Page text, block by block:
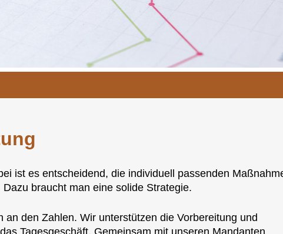
ist es entscheidend, die individuell passenden
braucht man eine solide Strategie.
den Zahlen. Wir unterstützen die Vorbereitung und